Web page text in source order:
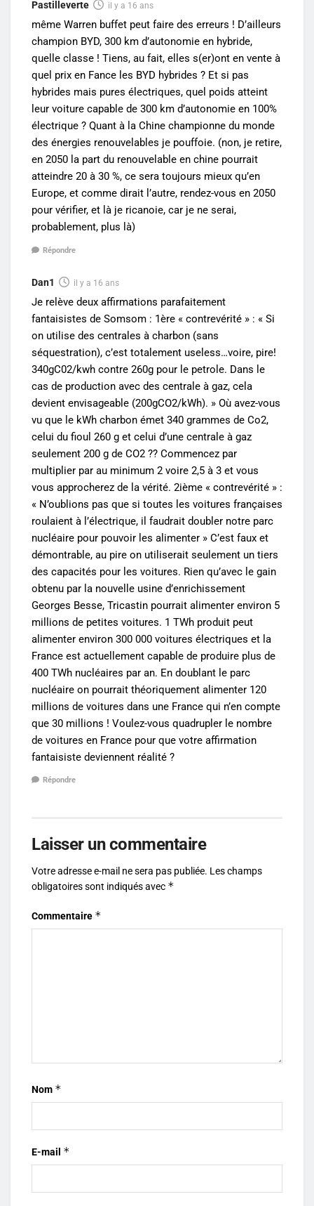
Pastilleverte il y a 16 ans
même Warren buffet peut faire des erreurs ! D’ailleurs
champion BYD, 300 km d’autonomie en hybride,
quelle classe ! Tiens, au fait, elles s(er)ont en vente à
quel prix en Fance les BYD hybrides ? Et si pas
hybrides mais pures électriques, quel poids atteint
leur voiture capable de 300 km d’autonomie en 100%
électrique ? Quant à la Chine championne du monde
des énergies renouvelables je pouffoie. (non, je retire,
en 2050 la part du renouvelable en chine pourrait
atteindre 20 à 30 %, ce sera toujours mieux qu’en
Europe, et comme dirait l’autre, rendez-vous en 2050
pour vérifier, et là je ricanoie, car je ne serai,
probablement, plus là)
Répondre
Dan1 il y a 16 ans
Je relève deux affirmations parafaitement
fantaisistes de Somsom : 1ère « contrevérité » : « Si
on utilise des centrales à charbon (sans
séquestration), c’est totalement useless…voire, pire!
340gC02/kwh contre 260g pour le petrole. Dans le
cas de production avec des centrale à gaz, cela
devient envisageable (200gCO2/kWh). » Où avez-vous
vu que le kWh charbon émet 340 grammes de Co2,
celui du fioul 260 g et celui d’une centrale à gaz
seulement 200 g de CO2 ?? Commencez par
multiplier par au minimum 2 voire 2,5 à 3 et vous
vous approcherez de la vérité. 2ième « contrevérité » :
« N’oublions pas que si toutes les voitures françaises
roulaient à l’électrique, il faudrait doubler notre parc
nucléaire pour pouvoir les alimenter » C’est faux et
démontrable, au pire on utiliserait seulement un tiers
des capacités pour les voitures. Rien qu’avec le gain
obtenu par la nouvelle usine d’enrichissement
Georges Besse, Tricastin pourrait alimenter environ 5
millions de petites voitures. 1 TWh produit peut
alimenter environ 300 000 voitures électriques et la
France est actuellement capable de produire plus de
400 TWh nucléaires par an. En doublant le parc
nucléaire on pourrait théoriquement alimenter 120
millions de voitures dans une France qui n’en compte
que 30 millions ! Voulez-vous quadrupler le nombre
de voitures en France pour que votre affirmation
fantaisiste deviennent réalité ?
Répondre
Laisser un commentaire
Votre adresse e-mail ne sera pas publiée. Les champs
obligatoires sont indiqués avec *
Commentaire *
Nom *
E-mail *